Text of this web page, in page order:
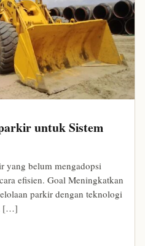
untuk Sistem
yang belum mengadopsi
efisien. Goal Meningkatkan
parkir dengan teknologi
[…]